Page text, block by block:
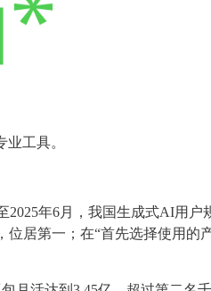
工具。
年6月，我国生成式AI用户
位居第一；在“首先选择使用的